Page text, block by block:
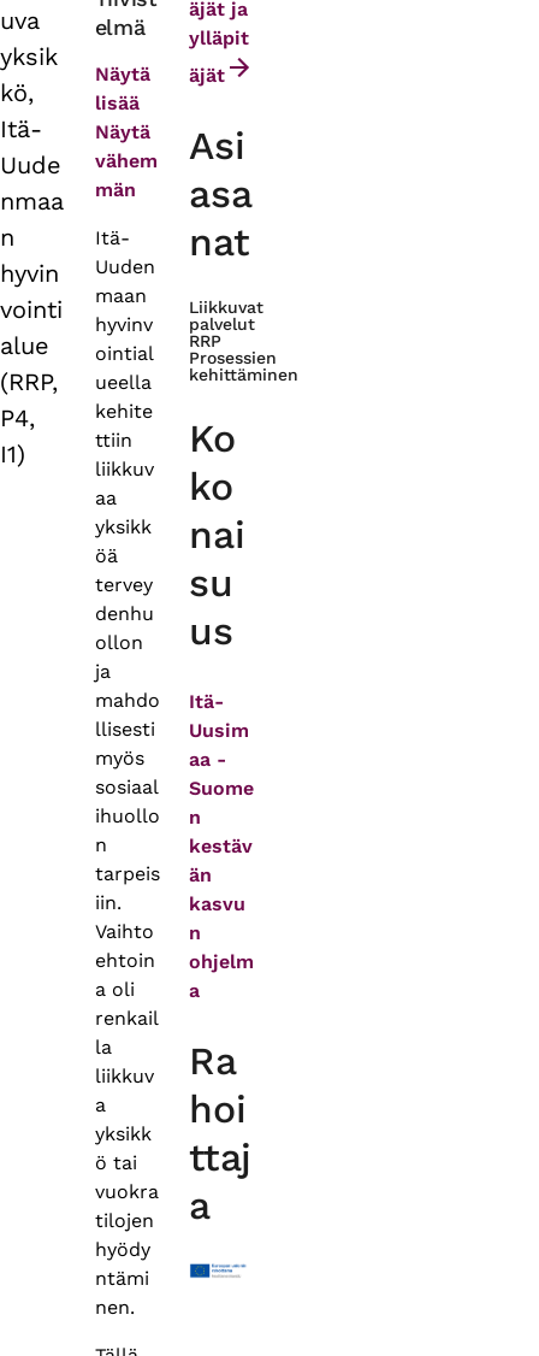
tabs
uva
yksik
kö,
Itä-
Uude
nmaa
n
hyvin
vointi
alue
(RRP,
P4,
I1)
elmä
Näytä
lisää
Näytä
vähem
män
Itä-
Uuden
maan
hyvinv
ointial
ueella
kehite
ttiin
liikkuv
aa
yksikk
öä
tervey
denhu
ollon
ja
mahdo
llisesti
myös
sosiaal
ihuollo
n
tarpeis
iin.
Vaihto
ehtoin
a oli
renkail
la
liikkuv
a
yksikk
ö tai
vuokra
tilojen
hyödy
ntämi
nen.
äjät ja
ylläpit
äjät
Asi
asa
nat
Liikkuvat
palvelut
RRP
Prosessien
kehittäminen
Ko
ko
nai
su
us
Itä-
Uusim
aa -
Suome
n
kestäv
än
kasvu
n
ohjelm
a
Ra
hoi
ttaj
a